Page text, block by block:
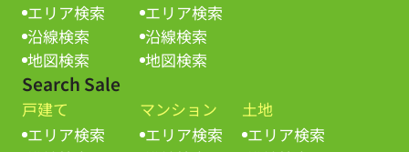
エリア検索
沿線検索
地図検索
エリア検索
沿線検索
地図検索
Search Sale
戸建て
エリア検索
マンション
エリア検索
土地
エリア検索